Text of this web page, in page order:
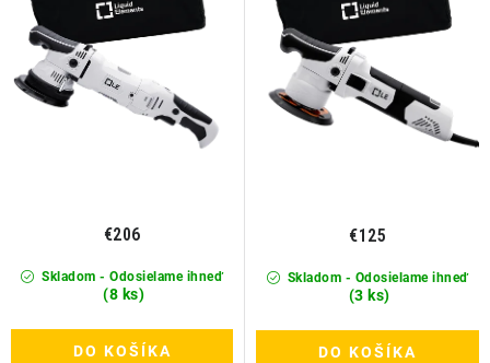
t
u
Skladom - Odosielame ihneď
(8 ks)
€206
DO KOŠÍKA
Skladom - Odosielame ihneď
(3 ks)
€125
DO KOŠÍKA